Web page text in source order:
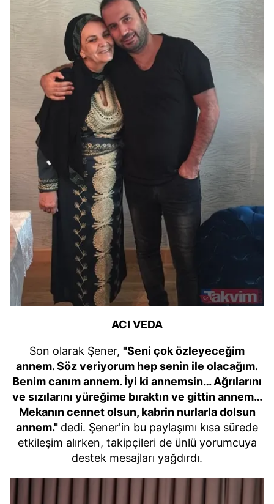
ACI VEDA
Son olarak Şener, "Seni çok özleyeceğim
annem. Söz veriyorum hep senin ile olacağım.
Benim canım annem. İyi ki annemsin… Ağrılarını
ve sızılarını yüreğime bıraktın ve gittin annem…
Mekanın cennet olsun, kabrin nurlarla dolsun
annem." dedi. Şener'in bu paylaşımı kısa sürede
etkileşim alırken, takipçileri de ünlü yorumcuya
destek mesajları yağdırdı.